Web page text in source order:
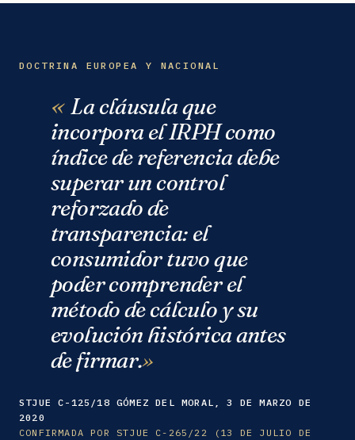
DOCTRINA EUROPEA Y NACIONAL
La cláusula que
incorpora el IRPH como
índice de referencia debe
superar un control
reforzado de
transparencia: el
consumidor tuvo que
poder comprender el
método de cálculo y su
evolución histórica antes
de firmar.
STJUE C-125/18 GÓMEZ DEL MORAL, 3 DE MARZO DE
2020
CONFIRMADA POR STJUE C-265/22 (13 DE JULIO DE